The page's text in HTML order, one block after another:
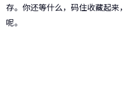
存。你还等什么，码住收藏起来
呢。